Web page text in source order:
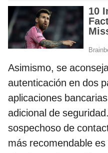
Asimismo, se
autenticación en dos
aplicaciones
adicional de
sospechoso de
más recomendable